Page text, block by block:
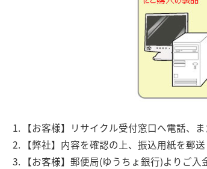
【お客様】リサイクル受付窓口へ電話、
【弊社】内容を確認の上、振込用紙を郵送
【お客様】郵便局(ゆうちょ銀行)よりご入